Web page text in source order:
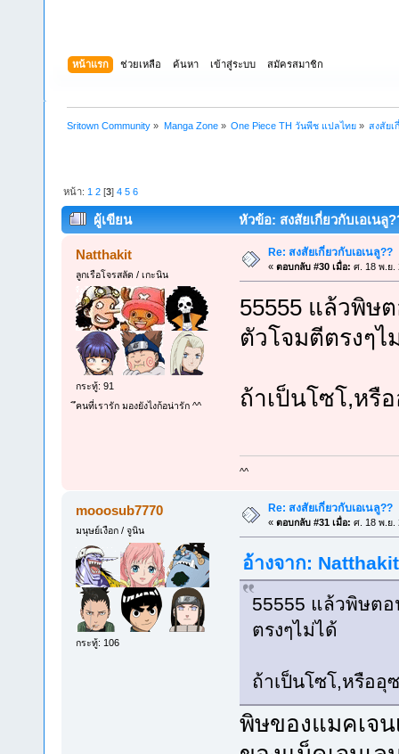
หน้าแรก ช่วยเหลือ ค้นหา เข้าสู่ระบบ สมัครสมาชิก
Sritown Community » Manga Zone» One Piece TH วันพีช แปลไทย» สงสัยเ
หน้า: 1 2 [3]4 5 6
ผู้เขียน หัวข้อ: สงสัยเกี่ยวกับเอเนลู
Natthakit
ลูกเรือโจรสลัด / เกะนิน
กระทู้: 91
ึคนที่เรารัก มองยังไงก้อน่ารัก ^^
Re: สงสัยเกี่ยวกับเอเนลู??
« ตอบกลับ #30 เมื่อ: ศ. 18 พ.ย.
55555 แล้วพิษ
ตัวโจมตีตรงๆไ
ถ้าเป็นโซโ,หรื
^^
mooosub7770
มนุษย์เงือก / จูนิน
กระทู้: 106
Re: สงสัยเกี่ยวกับเอเนลู??
« ตอบกลับ #31 เมื่อ: ศ. 18 พ.ย.
อ้างจาก:
55555 แล้วพิษตอ
ตรงๆไม่ได้
ถ้าเป็นโซโ,หรืออุ
พิษของแมคเจ